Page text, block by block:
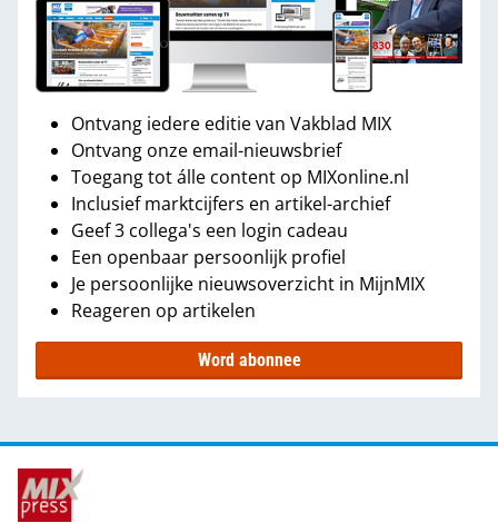
Ontvang iedere editie van Vakblad MIX
Ontvang onze email-nieuwsbrief
Toegang tot álle content op MIXonline.nl
Inclusief marktcijfers en artikel-archief
Geef 3 collega's een login cadeau
Een openbaar persoonlijk profiel
Je persoonlijke nieuwsoverzicht in MijnMIX
Reageren op artikelen
Word abonnee